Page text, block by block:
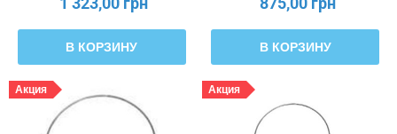
В КОРЗИНУ В КОРЗИНУ
Акция Акция